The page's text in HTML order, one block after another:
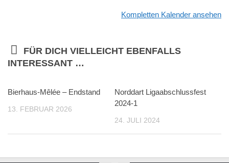
Kompletten Kalender ansehen
FÜR DICH VIELLEICHT EBENFALLS
INTERESSANT …
Bierhaus-Mêlée – Endstand
13. FEBRUAR 2026
Norddart Ligaabschlussfest
2024-1
24. JULI 2024